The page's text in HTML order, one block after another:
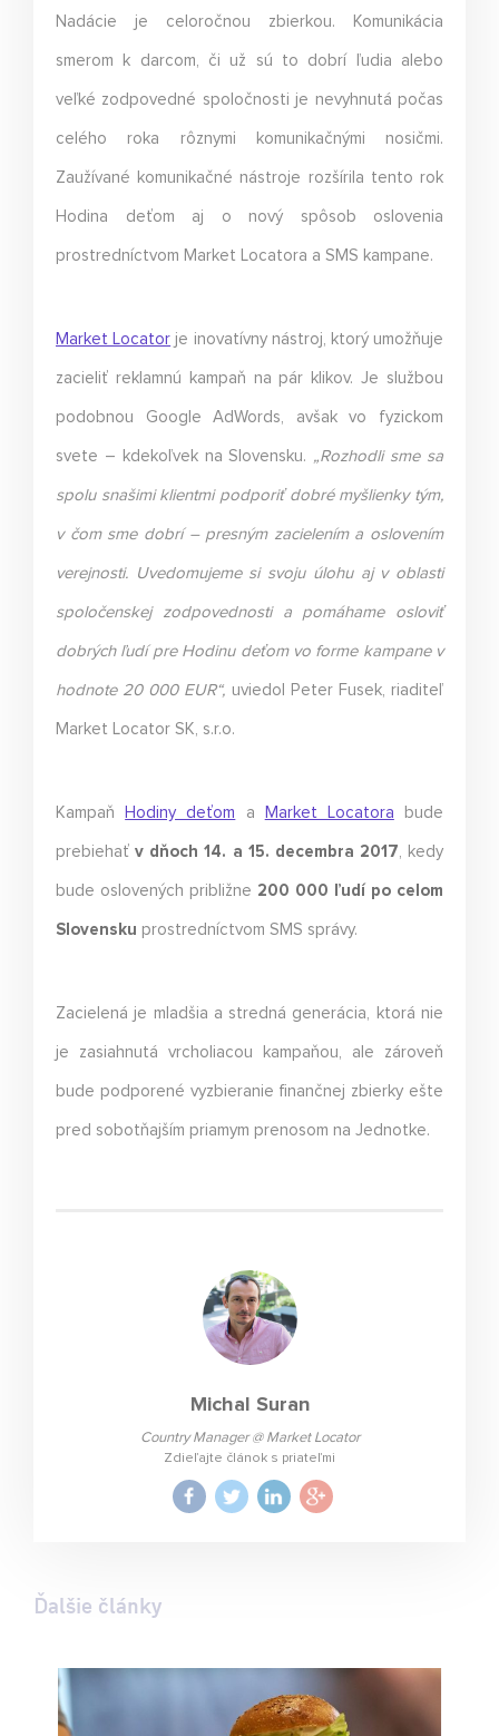
Nadácie je celoročnou zbierkou. Komunikácia
smerom k darcom, či už sú to dobrí ľudia alebo
veľké zodpovedné spoločnosti je nevyhnutá počas
celého roka rôznymi komunikačnými nosičmi.
Zaužívané komunikačné nástroje rozšírila tento rok
Hodina deťom aj o nový spôsob oslovenia
prostredníctvom Market Locatora a SMS kampane.
Market Locator je inovatívny nástroj, ktorý umožňuje
zacieliť reklamnú kampaň na pár klikov. Je službou
podobnou Google AdWords, avšak vo fyzickom
svete – kdekoľvek na Slovensku. „Rozhodli sme sa
spolu snašimi klientmi podporiť dobré myšlienky tým,
v čom sme dobrí – presným zacielením a oslovením
verejnosti. Uvedomujeme si svoju úlohu aj v oblasti
spoločenskej zodpovednosti a pomáhame osloviť
dobrých ľudí pre Hodinu deťom vo forme kampane v
hodnote 20 000 EUR“, uviedol Peter Fusek, riaditeľ
Market Locator SK, s.r.o.
Kampaň Hodiny deťom a Market Locatora bude
prebiehaťv dňoch 14. a 15. decembra 2017 , kedy
bude oslovených približne 200 000 ľudí po celom
Slovensku prostredníctvom SMS správy.
Zacielená je mladšia a stredná generácia, ktorá nie
je zasiahnutá vrcholiacou kampaňou, ale zároveň
bude podporené vyzbieranie finančnej zbierky ešte
pred sobotňajším priamym prenosom na Jednotke.
Michal Suran
Country Manager @ Market Locator
Zdieľajte článok s priateľmi
Ďalšie články